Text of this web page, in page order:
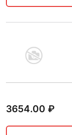
3654.00 ₽